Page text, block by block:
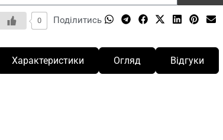
0 Поділитись
Характеристики Огляд Відгуки